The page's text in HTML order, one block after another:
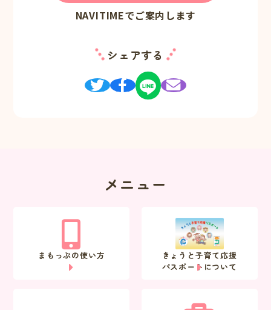
NAVITIMEでご案内します
シェアする
メニュー
まもっぷの使い方
きょうと子育て応援
パスポートについて